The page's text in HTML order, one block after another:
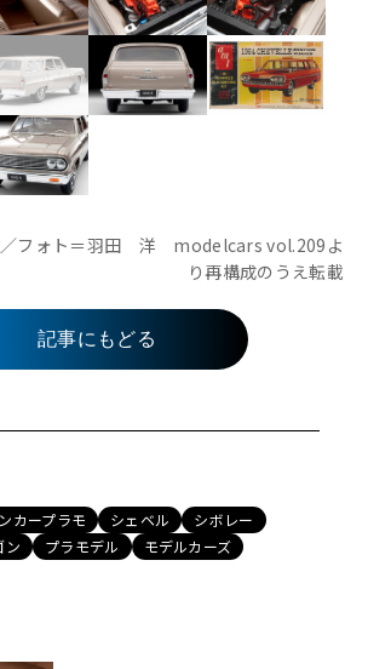
／フォト＝羽田 洋 modelcars vol.209よ
り再構成のうえ転載
記事にもどる
カープラモ シェベル
シボレー
ン
プラモデル モデルカーズ